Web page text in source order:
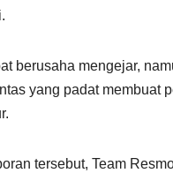
berusaha mengejar,
yang padat membuat
tersebut, Team